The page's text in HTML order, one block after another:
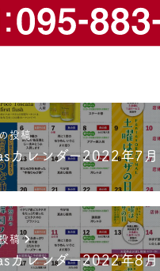
投稿
カレンダー2022年7月
稿
カレンダー2022年8月